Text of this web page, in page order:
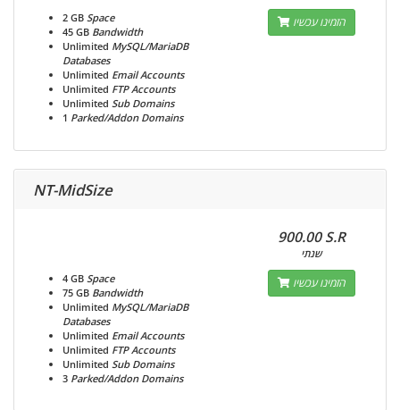
2 GB Space
45 GB Bandwidth
Unlimited MySQL/MariaDB
Databases
Unlimited Email Accounts
Unlimited FTP Accounts
Unlimited Sub Domains
1 Parked/Addon Domains
הזמינו עכשיו
NT-MidSize
4 GB Space
75 GB Bandwidth
Unlimited MySQL/MariaDB
Databases
Unlimited Email Accounts
Unlimited FTP Accounts
Unlimited Sub Domains
3 Parked/Addon Domains
900.00 S.R
שנתי
הזמינו עכשיו